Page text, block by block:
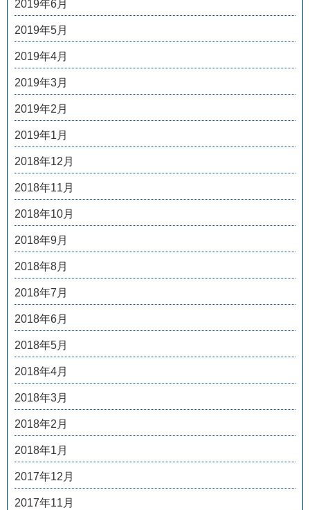
2019年6月
2019年5月
2019年4月
2019年3月
2019年2月
2019年1月
2018年12月
2018年11月
2018年10月
2018年9月
2018年8月
2018年7月
2018年6月
2018年5月
2018年4月
2018年3月
2018年2月
2018年1月
2017年12月
2017年11月